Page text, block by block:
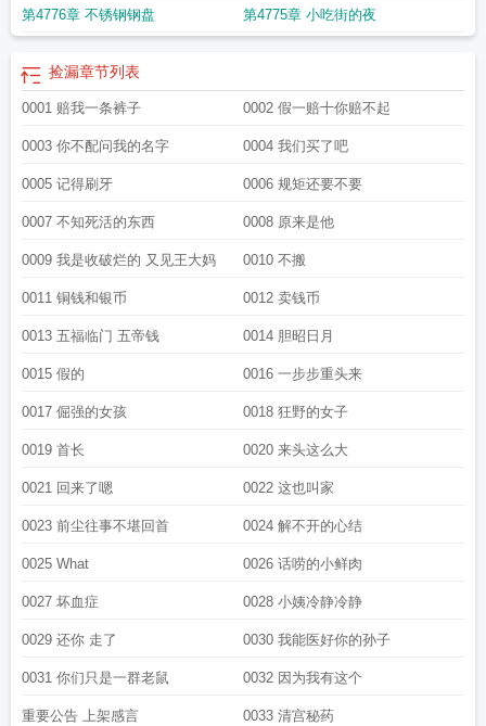
城
第4776章 不锈钢钢盘 第4775章 小吃街的夜
捡漏章节列表
0001 赔我一条裤子 0002 假一赔十你赔不起
0003 你不配问我的名字 0004 我们买了吧
0005 记得刷牙 0006 规矩还要不要
0007 不知死活的东西 0008 原来是他
0009 我是收破烂的 又见王大妈 0010 不搬
0011 铜钱和银币 0012 卖钱币
0013 五福临门 五帝钱 0014 胆昭日月
0015 假的 0016 一步步重头来
0017 倔强的女孩 0018 狂野的女子
0019 首长 0020 来头这么大
0021 回来了嗯 0022 这也叫家
0023 前尘往事不堪回首 0024 解不开的心结
0025 What 0026 话唠的小鲜肉
0027 坏血症 0028 小姨冷静冷静
0029 还你 走了 0030 我能医好你的孙子
0031 你们只是一群老鼠 0032 因为我有这个
重要公告 上架感言 0033 清宫秘药